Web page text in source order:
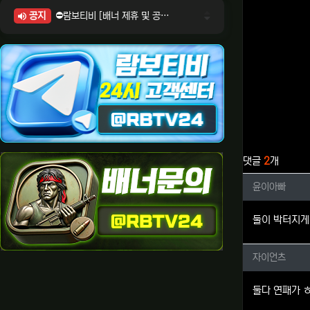
댓글 2개
윤이아
윤이아빠
둘이 박터지
자이언
자이언츠
둘다 연패가
공지
⛔람보티비 [배너 제휴 및 공식 입점 문의 안내]
⛔람보티비 [정회원 등급UP! 안내사항]
⛔람보티비 [채팅방 이용시 주의사항]
⛔람보티비 [공식보증업체 안내]